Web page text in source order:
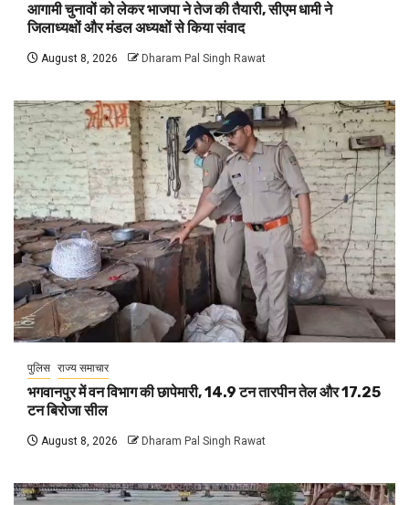
आगामी चुनावों को लेकर भाजपा ने तेज की तैयारी, सीएम धामी ने
जिलाध्यक्षों और मंडल अध्यक्षों से किया संवाद
August 8, 2026 Dharam Pal Singh Rawat
पुलिस राज्य समाचार
भगवानपुर में वन विभाग की छापेमारी, 14.9 टन तारपीन तेल और 17.25
टन बिरोजा सील
August 8, 2026 Dharam Pal Singh Rawat